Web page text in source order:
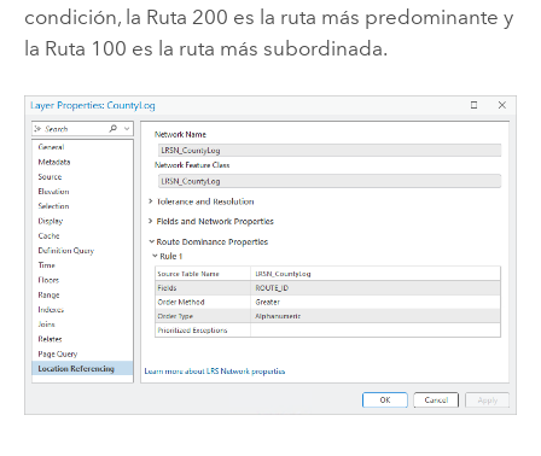
condición, la Ruta 200 es la ruta más predominante y
la Ruta 100 es la ruta más subordinada.